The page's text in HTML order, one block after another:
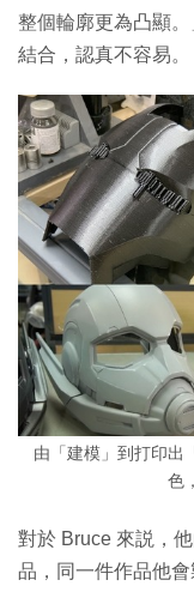
整個輪廓更為凸顯
結合，認真不容易。
由「建模」到打印出
色
對於 Bruce 來説，
品，同一件作品他